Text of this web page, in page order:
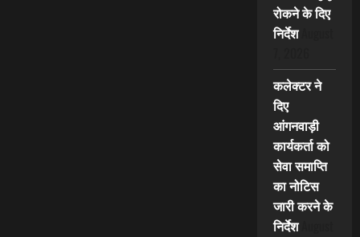
रोकने के दिए
निर्देश
कलेक्टर ने
दिए
आंगनवाड़ी
कार्यकर्ता को
सेवा समाप्ति
का नोटिस
जारी करने के
निर्देश